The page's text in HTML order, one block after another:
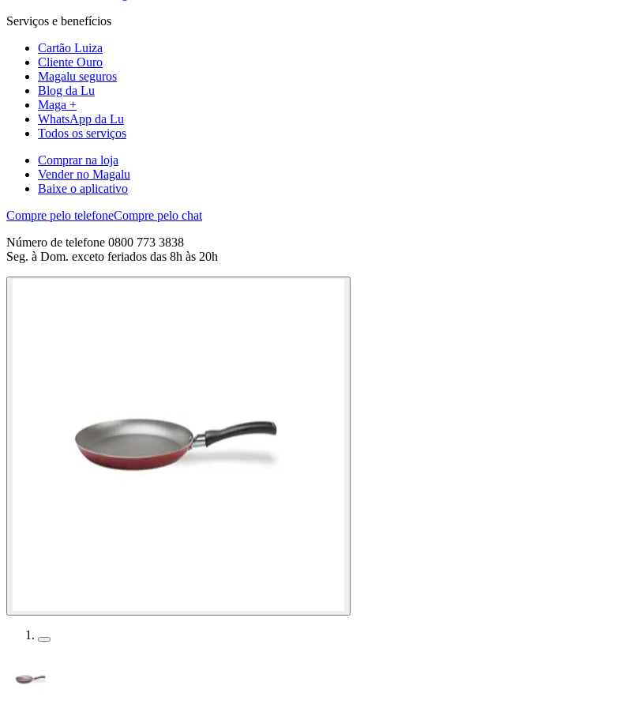
Serviços e benefícios
Cartão Luiza
Cliente Ouro
Magalu seguros
Blog da Lu
Maga +
WhatsApp da Lu
Todos os serviços
Comprar na loja
Vender no Magalu
Baixe o aplicativo
Compre pelo telefoneCompre pelo chat
Número de telefone 0800 773 3838
Seg. à Dom. exceto feriados das 8h às 20h